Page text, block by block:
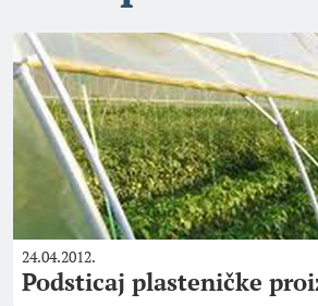
24.04.2012.
Podsticaj plasteničke